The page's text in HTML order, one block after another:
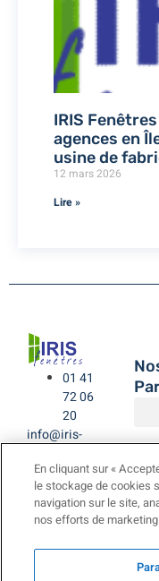
IRIS
agences en
usine de
12 mars 2026
Lire »
01 41
72 06
20
info@iris-
En cliquant sur «
le stockage de cookies
navigation sur le site,
nos efforts de